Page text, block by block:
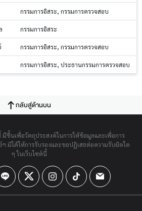
กรรมการอิสระ, กรรมการตรวจสอบ
กรรมการอิสระ
กรรมการอิสระ, กรรมการตรวจสอบ
กรรมการอิสระ, ประธานกรรมการตรวจสอบ
กลับสู่ด้านบน
ขึ้นเพื่อวัตถุประสงค์ในการให้ข้อมูลและเพื่อการ
มิได้ให้การรับรองและขอปฏิเสธต่อความรับผิดใด
ๆ ในเว็บไซต์นี้